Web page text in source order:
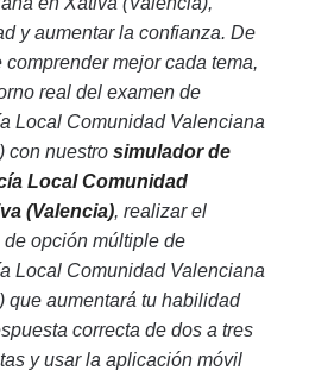
y aumentar la confianza. De
mejor cada tema,
real del examen de
Local Comunidad Valenciana
con nuestro simulador de
Local Comunidad
(Valencia), realizar el
opción múltiple de
Local Comunidad Valenciana
que aumentará tu habilidad
correcta de dos a tres
y usar la aplicación móvil